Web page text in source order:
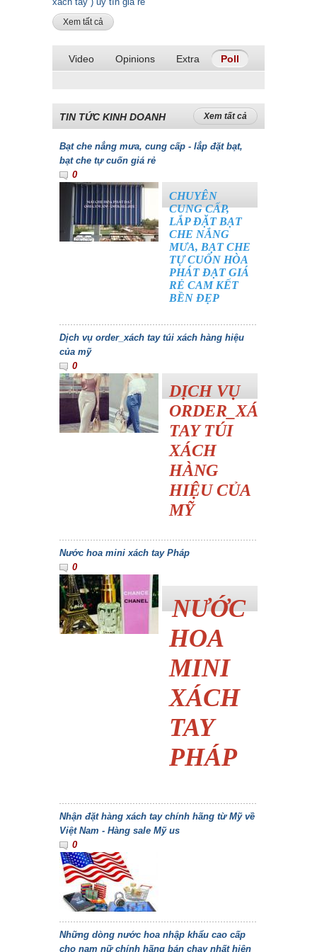
Xem tất cả
Video Opinions Extra Poll
TIN TỨC KINH DOANH
Bạt che nắng mưa, cung cấp - lắp đặt bạt,
bạt che tự cuốn giá rẻ
0
CHUYÊN
CUNG CẤP,
LẮP ĐẶT BẠT
CHE NẮNG
MƯA, BẠT CHE
TỰ CUỐN HÒA
PHÁT ĐẠT GIÁ
RẺ CAM KẾT
BỀN ĐẸP
Dịch vụ order_xách tay túi xách hàng hiệu
của mỹ
0
DỊCH VỤ
ORDER_XÁCH
TAY TÚI
XÁCH
HÀNG
HIỆU CỦA
MỸ
Nước hoa mini xách tay Pháp
0
NƯỚC
HOA
MINI
XÁCH
TAY
PHÁP
Nhận đặt hàng xách tay chính hãng từ Mỹ về
Việt Nam - Hàng sale Mỹ us
0
Những dòng nước hoa nhập khẩu cao cấp
cho nam nữ chính hãng bán chạy nhất hiên
Xem tất cả